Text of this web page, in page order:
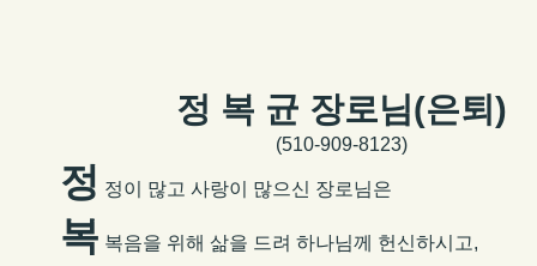
정 복 균 장로님(은퇴)
(510-909-8123)
정 정이 많고 사랑이 많으신 장로님은
복 복음을 위해 삶을 드려 하나님께 헌신하시고,